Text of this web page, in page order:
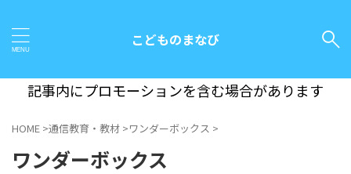
こどものまなび
記事内にプロモーションを含む場合があります
HOME >通信教育・教材 >ワンダーボックス >
ワンダーボックス